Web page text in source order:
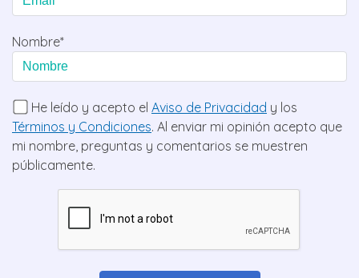
Nombre*
He leído y acepto el Aviso de Privacidad y los
Términos y Condiciones. Al enviar mi opinión acepto que
mi nombre, preguntas y comentarios se muestren
públicamente.